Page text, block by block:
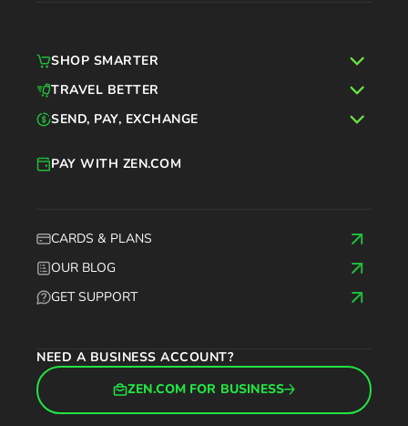
CARDS & PLANS
OUR BLOG
GET SUPPORT
PAY WITH ZEN.COM
NEED A BUSINESS ACCOUNT?
ZEN.COM FOR BUSINESS
SHOP SMARTER
TRAVEL BETTER
SEND, PAY, EXCHANGE